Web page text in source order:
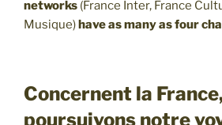
networks (France Inter, France
Musique)have as many as four
Concernent la
poursuivons notre